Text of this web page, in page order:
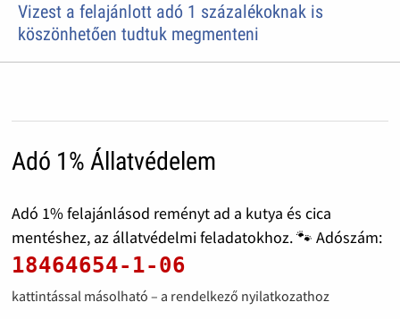
Vizest a felajánlott adó 1 százalékoknak is
köszönhetően tudtuk megmenteni
Adó 1% Állatvédelem
Adó 1% felajánlásod reményt ad a kutya és cica
mentéshez, az állatvédelmi feladatokhoz. 🐾 Adószám:
18464654-1-06
kattintással másolható – a rendelkező nyilatkozathoz